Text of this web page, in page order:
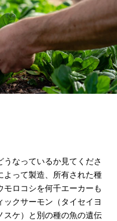
なっているか見てくださ
よって製造、所有された種
ロコシを何千エーカーも
クサーモン（タイセイヨ
スケ）と別の種の魚の遺伝